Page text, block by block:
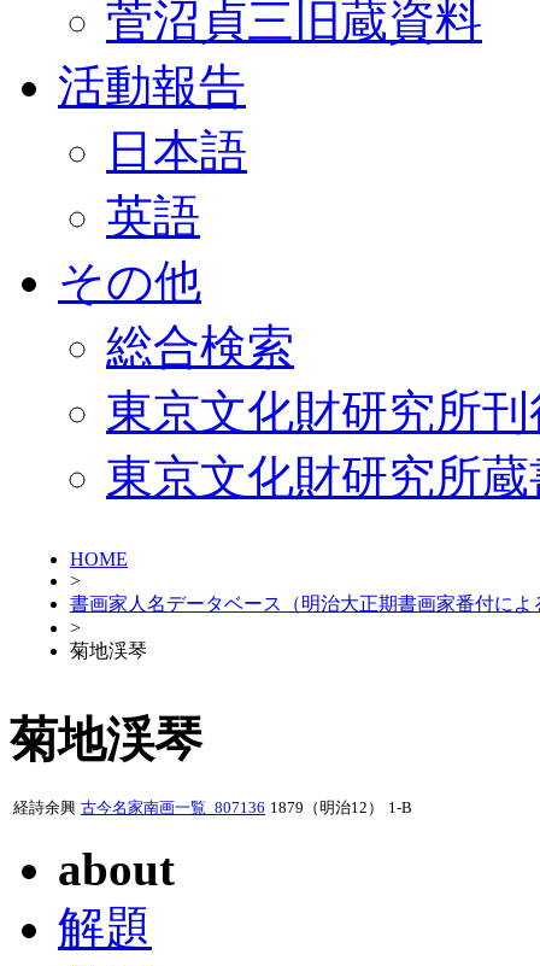
菅沼貞三旧蔵資料
活動報告
日本語
英語
その他
総合検索
東京文化財研究所
東京文化財研究所
HOME
>
書画家人名データベース（明治大正期書画家番付によ
>
菊地渓琴
菊地渓琴
経詩余興 古今名家南画一覧_807136 1879（明治12） 1-B
about
解題